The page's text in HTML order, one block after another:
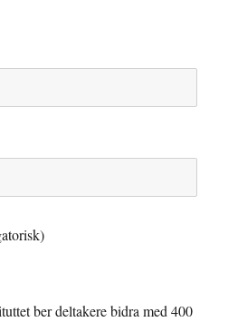
ber deltakere bidra med 400